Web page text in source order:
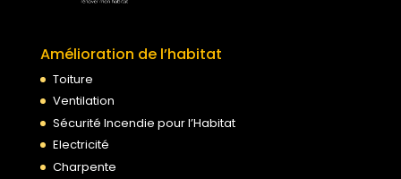
Amélioration de l’habitat
Toiture
Ventilation
Sécurité Incendie pour l’Habitat
Electricité
Charpente